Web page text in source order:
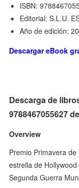
ISBN:
Editorial: S.L.U.
Año de edición:
Descargar eBook
Descarga de
9788467055627
Overview
Premio Primavera
estrella de
Segunda Guerra